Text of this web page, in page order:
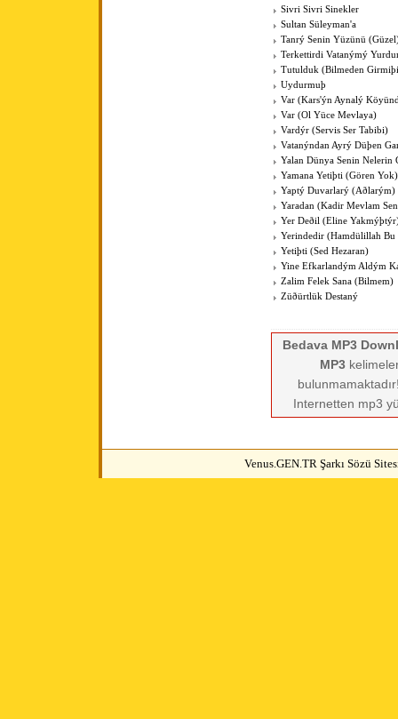
Sivri Sivri Sinekler
Sultan Süleyman'a
Tanrý Senin Yüzünü
Terkettirdi Vatanýmý
Tutulduk (Bilmeden
Uydurmuþ
Var (Kars'ýn Aynalý
Var (Ol Yüce Mevlaya)
Vardýr (Servis Ser Tabibi)
Vatanýndan Ayrý Düþen
Yalan Dünya Senin Nelerin
Yamana Yetiþti (Gören Yok)
Yaptý Duvarlarý (Aðlarým)
Yaradan (Kadir Mevlam
Yer Deðil (Eline
Yerindedir (Hamdülillah Bu
Yetiþti (Sed Hezaran)
Yine Efkarlandým Aldým
Zalim Felek Sana (Bilmem)
Züðürtlük Destaný
Bedava MP3
MP3
Internetten mp3
Venus.GEN.TR Şarkı Sözü